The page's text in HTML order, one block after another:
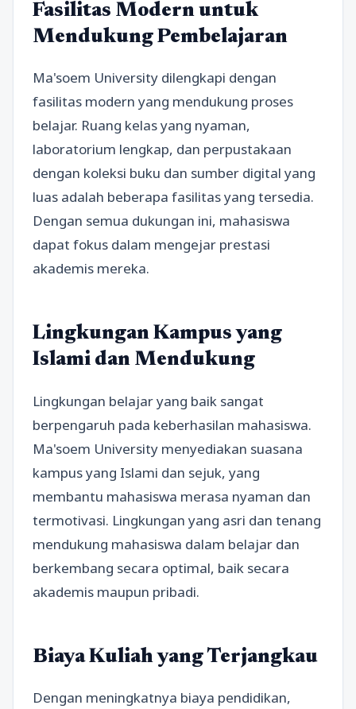
Fasilitas Modern untuk
Mendukung Pembelajaran
Ma'soem University dilengkapi dengan
fasilitas modern yang mendukung proses
belajar. Ruang kelas yang nyaman,
laboratorium lengkap, dan perpustakaan
dengan koleksi buku dan sumber digital yang
luas adalah beberapa fasilitas yang tersedia.
Dengan semua dukungan ini, mahasiswa
dapat fokus dalam mengejar prestasi
akademis mereka.
Lingkungan Kampus yang
Islami dan Mendukung
Lingkungan belajar yang baik sangat
berpengaruh pada keberhasilan mahasiswa.
Ma'soem University menyediakan suasana
kampus yang Islami dan sejuk, yang
membantu mahasiswa merasa nyaman dan
termotivasi. Lingkungan yang asri dan tenang
mendukung mahasiswa dalam belajar dan
berkembang secara optimal, baik secara
akademis maupun pribadi.
Biaya Kuliah yang Terjangkau
Dengan meningkatnya biaya pendidikan,